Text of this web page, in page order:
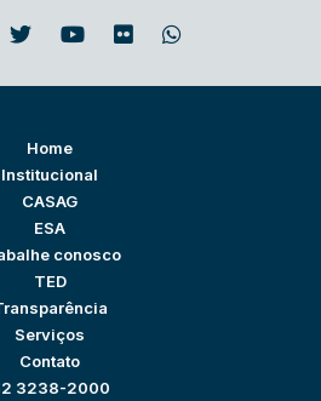
Home
Institucional
CASAG
ESA
conosco
TED
Serviços
Contato
3238-2000